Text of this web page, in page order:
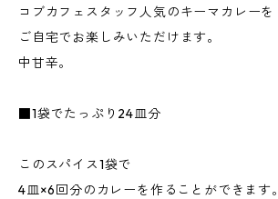
コブカフェスタッフ人気のキーマカレーを
ご自宅でお楽しみいただけます。
中甘辛。
■1袋でたっぷり24皿分
このスパイス1袋で
4皿×6回分のカレーを作ることができます。